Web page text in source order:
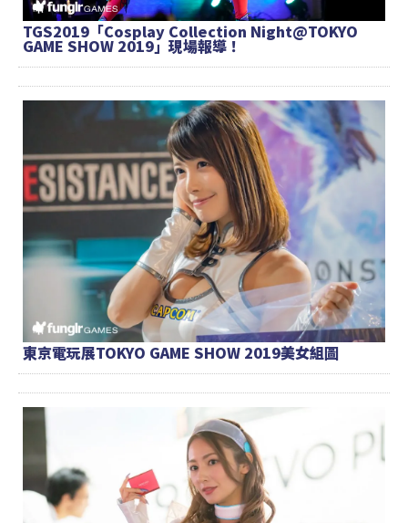
TGS2019「Cosplay Collection Night@TOKYO
GAME SHOW 2019」現場報導！
東京電玩展TOKYO GAME SHOW 2019美女組圖